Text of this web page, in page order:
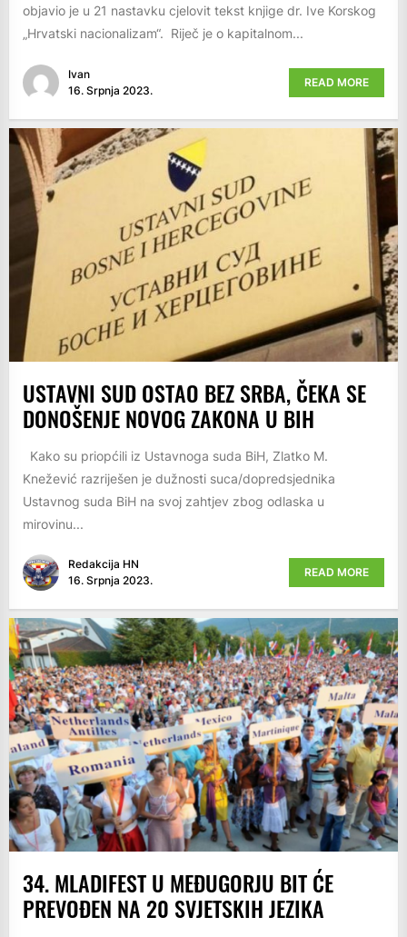
objavio je u 21 nastavku cjelovit tekst knjige dr. Ive Korskog
„Hrvatski nacionalizam“. Riječ je o kapitalnom...
Ivan
16. Srpnja 2023.
READ MORE
USTAVNI SUD OSTAO BEZ SRBA, ČEKA SE
DONOŠENJE NOVOG ZAKONA U BIH
Kako su priopćili iz Ustavnoga suda BiH, Zlatko M.
Knežević razriješen je dužnosti suca/dopredsjednika
Ustavnog suda BiH na svoj zahtjev zbog odlaska u
mirovinu...
Redakcija HN
16. Srpnja 2023.
READ MORE
34. MLADIFEST U MEĐUGORJU BIT ĆE
PREVOĐEN NA 20 SVJETSKIH JEZIKA